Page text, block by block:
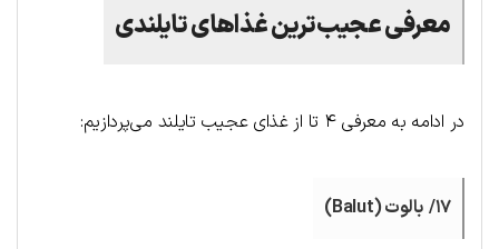
معرفی عجیب‌ترین غذاهای تایلندی
در ادامه به معرفی ۴ تا از غذای عجیب تایلند می‌پردازیم:
۱۷/ بالوت (Balut)